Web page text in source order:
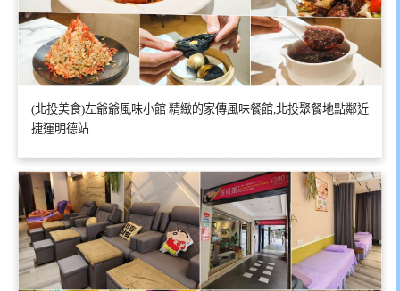
(北投美食)左爺爺風味小館 精緻的家傳風味餐館,北投聚餐地點鄰近
捷運明德站